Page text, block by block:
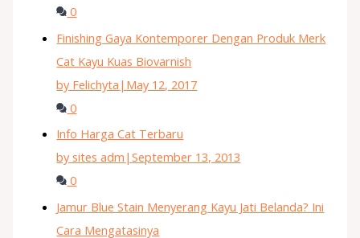
0
Finishing Gaya Kontemporer Dengan Produk Merk
Cat Kayu Kuas Biovarnish
by Felichyta | May 12, 2017
0
Info Harga Cat Terbaru
by sites adm |September 13, 2013
0
Jamur Blue Stain Menyerang Kayu Jati Belanda? Ini
Cara Mengatasinya